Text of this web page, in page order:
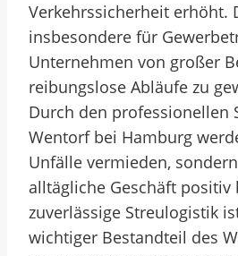
Verkehrssicherheit erhöht.
insbesondere für
Unternehmen von großer
reibungslose Abläufe zu
Durch den professionellen
Wentorf bei Hamburg
Unfälle vermieden,
alltägliche Geschäft positiv
zuverlässige Streulogistik
wichtiger Bestandteil des